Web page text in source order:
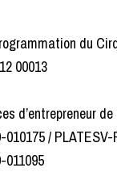
du
00013
d’entrepreneur
/
011095